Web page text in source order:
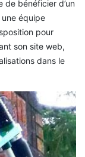
bénéficier d’un
équipe
pour
son site web,
dans le